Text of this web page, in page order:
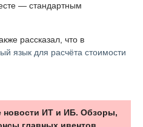
— стандартным
рассказал, что в
язык для расчёта стоимости
новости ИТ и ИБ. Обзоры,